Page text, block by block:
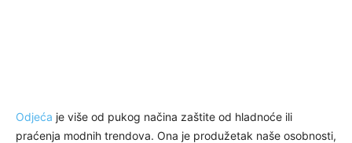
Odjeća je više od pukog načina zaštite od hladnoće ili
praćenja modnih trendova. Ona je produžetak naše osobnosti,